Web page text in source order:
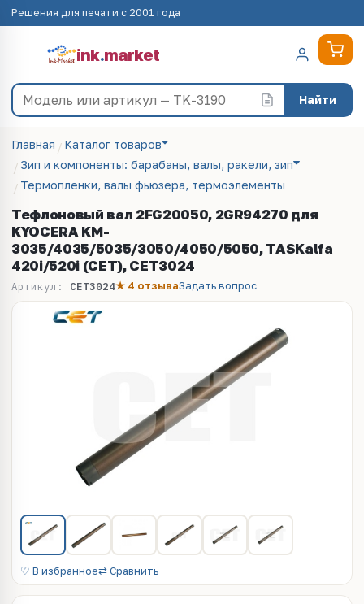
Решения для печати с 2001 года
ink.market
Найти
Главная
Каталог товаров
Зип и компоненты: барабаны, валы, ракели, зип
Термопленки, валы фьюзера, термоэлементы
Тефлоновый вал 2FG20050, 2GR94270 для
KYOCERA KM-
3035/4035/5035/3050/4050/5050, TASKalfa
420i/520i (CET), CET3024
Артикул: CET3024★ 4 отзываЗадать вопрос
♡ В избранное⇄ Сравнить